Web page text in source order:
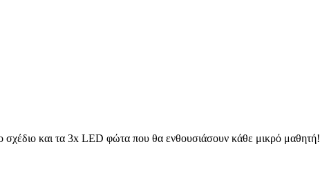
και τα 3x LED φώτα που θα ενθουσιάσουν κάθε μικρό μαθητή!